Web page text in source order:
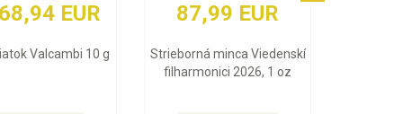
EUR
Valcambi 10 g
87,99 EUR
Strieborná minca Viedenskí
filharmonici 2026, 1 oz